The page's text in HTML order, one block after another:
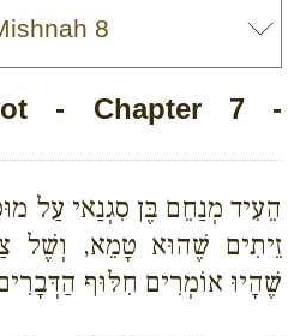
- Chapter 7 -
הֵעִיד מְנַחֵם בֶּן סִגְנַאי עַל
זֵיתִים שֶׁהוּא טָמֵא, וְשֶׁל
שֶׁהָיוּ אוֹמְרִים חִלּוּף